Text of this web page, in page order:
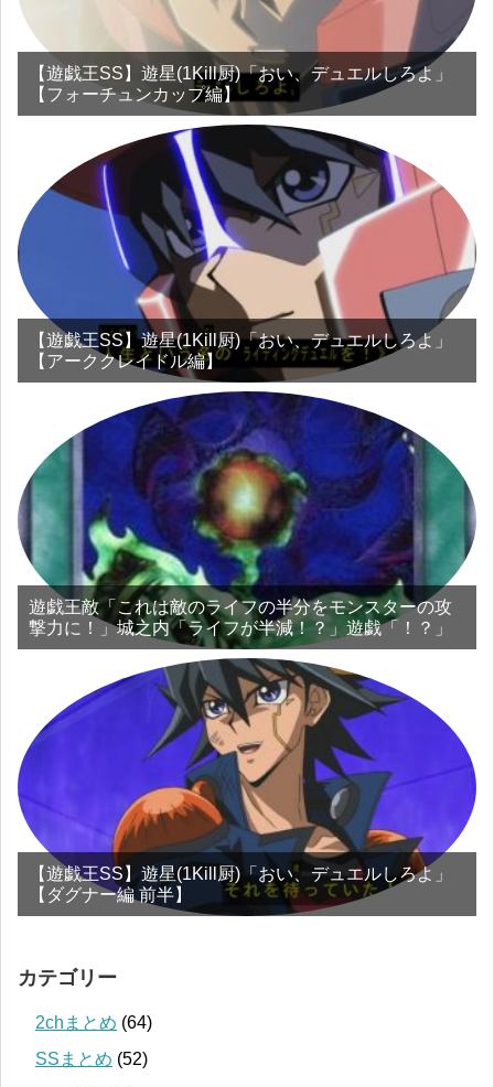
【遊戯王SS】遊星(1Kill厨)「おい、デュエルしろよ」
【フォーチュンカップ編】
【遊戯王SS】遊星(1Kill厨)「おい、デュエルしろよ」
【アーククレイドル編】
遊戯王敵「これは敵のライフの半分をモンスターの攻
撃力に！」城之内「ライフが半減！？」遊戯「！？」
【遊戯王SS】遊星(1Kill厨)「おい、デュエルしろよ」
【ダグナー編 前半】
カテゴリー
2chまとめ (64)
SSまとめ (52)